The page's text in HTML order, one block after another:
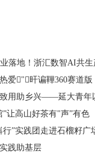
落地！浙汇数智AI共生
爱"旰谝鞸360赛道版
用助乡兴——延大青年
让高山好茶有"声”有色
”实践团走进石榴籽广
践助基层